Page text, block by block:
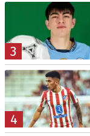
3
4